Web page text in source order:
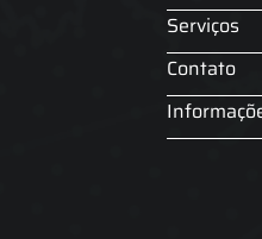
Serviços
Contato